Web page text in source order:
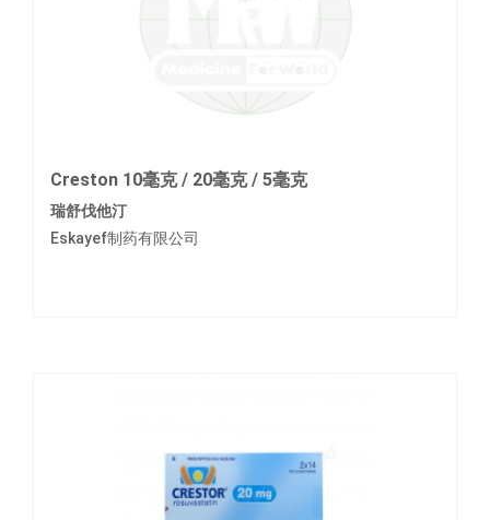
Creston 10毫克 / 20毫克 / 5毫克
瑞舒伐他汀
Eskayef制药有限公司